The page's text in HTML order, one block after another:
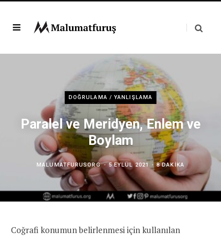
DOĞRULAMA / YANLIŞLAMA
Paralel ve Meridyen, Enlem ve
Boylam
MALUMATFURUSORG 5 EYLÜL 2021 8 DAKIKA
Coğrafi konumun belirlenmesi için kullanılan